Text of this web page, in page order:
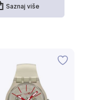
Saznaj više